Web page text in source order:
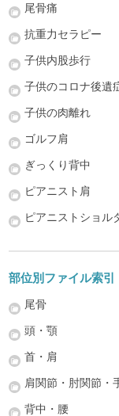
尾骨痛
抗重力セラピー
子供内股歩行
子供のコロナ後遺
子供の肉離れ
ゴルフ肩
ぎっくり背中
ピアニスト肩
ピアニストショル
部位別ファイル索引
尾骨
頭・顎
首・肩
肩関節・肘関節・
背中・腰